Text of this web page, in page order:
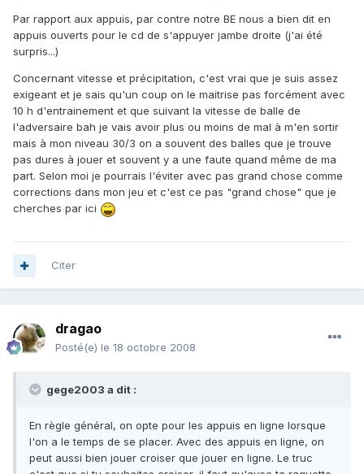
Par rapport aux appuis, par contre notre BE nous a bien dit en
appuis ouverts pour le cd de s'appuyer jambe droite (j'ai été
surpris...)
Concernant vitesse et précipitation, c'est vrai que je suis assez
exigeant et je sais qu'un coup on le maitrise pas forcément avec
10 h d'entrainement et que suivant la vitesse de balle de
l'adversaire bah je vais avoir plus ou moins de mal à m'en sortir
mais à mon niveau 30/3 on a souvent des balles que je trouve
pas dures à jouer et souvent y a une faute quand même de ma
part. Selon moi je pourrais l'éviter avec pas grand chose comme
corrections dans mon jeu et c'est ce pas "grand chose" que je
cherches par ici
Citer
dragao
Posté(e) le 18 octobre 2008
gege2003 a dit :
En règle général, on opte pour les appuis en ligne lorsque
l'on a le temps de se placer. Avec des appuis en ligne, on
peut aussi bien jouer croiser que jouer en ligne. Le truc